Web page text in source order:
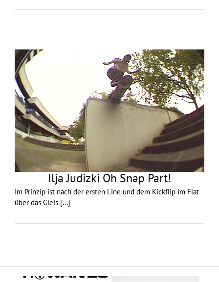
Ilja Judizki Oh Snap Part!
Im Prinzip ist nach der ersten Line und dem Kickflip im Flat
über das Gleis [...]